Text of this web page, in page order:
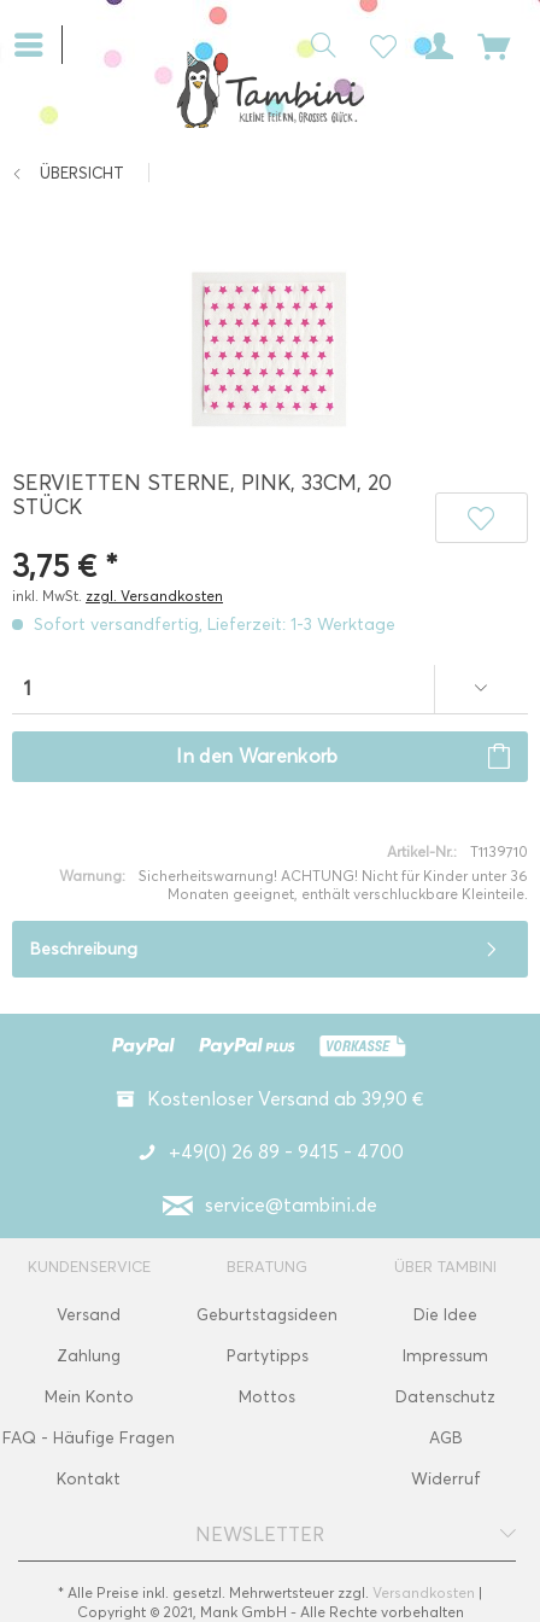
ÜBERSICHT
SERVIETTEN STERNE, PINK, 33CM, 20
STÜCK
3,75 € *
inkl. MwSt. zzgl. Versandkosten
Sofort versandfertig, Lieferzeit: 1-3 Werktage
In den Warenkorb
Artikel-Nr.:
T1139710
Warnung:
Sicherheitswarnung! ACHTUNG! Nicht für Kinder unter 36
Monaten geeignet, enthält verschluckbare Kleinteile.
Beschreibung
Kostenloser Versand ab 39,90 €
+49(0) 26 89 - 9415 - 4700
service@tambini.de
KUNDENSERVICE
Versand
Zahlung
Mein Konto
FAQ - Häufige Fragen
Kontakt
BERATUNG
Geburtstagsideen
Partytipps
Mottos
ÜBER TAMBINI
Die Idee
Impressum
Datenschutz
AGB
Widerruf
NEWSLETTER
* Alle Preise inkl. gesetzl. Mehrwertsteuer zzgl. Versandkosten |
Copyright © 2021, Mank GmbH - Alle Rechte vorbehalten